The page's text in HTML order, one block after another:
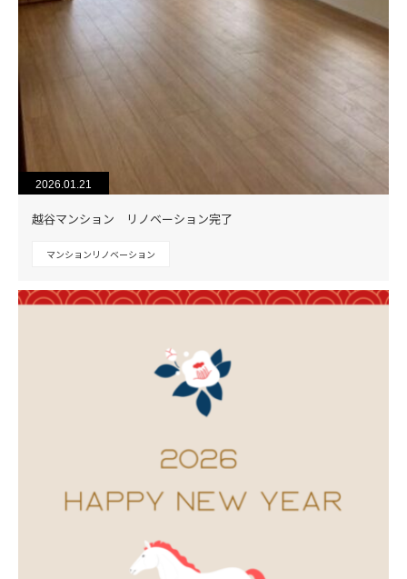
2026.01.21
越谷マンション リノベーション完了
マンションリノベーション